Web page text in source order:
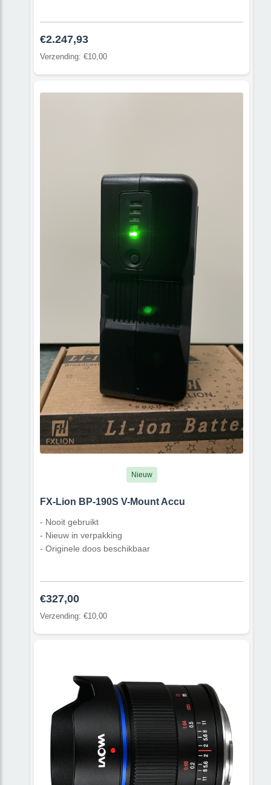
€2.247,93
Verzending: €10,00
Nieuw
FX-Lion BP-190S V-Mount Accu
- Nooit gebruikt
- Nieuw in verpakking
- Originele doos beschikbaar
€327,00
Verzending: €10,00